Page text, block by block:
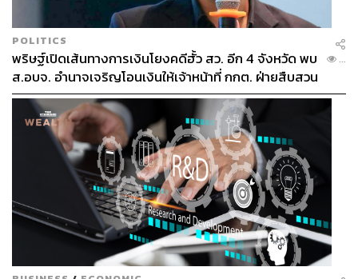
ABOUT THE AUTHOR
รองศาสตราจารย์ ดร.อักษรศรี พานิช
สาส์น
รองศาสตราจารย์ ดร.อักษรศรี พานิชสาส์น
POLITICS
พริษฐ์เปิดเส้นทางการเงินโยงคดีฮั้ว สว. อีก 4 จังหวัด พบ
ส.อบจ. อำนาจเจริญโอนเงินให้เจ้าหน้าที่ กกต. ฝ่ายสืบสวน
...